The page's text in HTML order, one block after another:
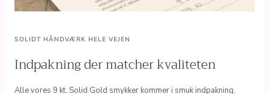
SOLIDT HÅNDVÆRK HELE VEJEN
Indpakning der matcher kvaliteten
Alle vores 9 kt. Solid Gold smykker kommer i smuk indpakning.